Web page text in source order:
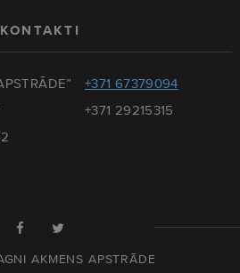
KONTAKTI
+371 67379094
+371 29215315
AKMENS APSTRĀDE